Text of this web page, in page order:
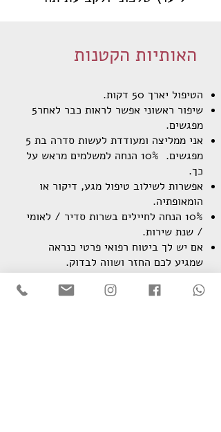
הטיפול יארך 50 דקות.
שיפור‭ ‬ראשוני‭ ‬אפשר‭ ‬לראות‭ ‬כבר‭ ‬לאחר‭ ‬5‭
‬מפגשים‭.‬
אני ממליצה ומעודדת לעשות סדרה בת 5
מפגשים. 10% הנחה למשלמים מראש על
כך.
אפשרות לשילוב טיפול מגע, דיקור או
הומאופתיה.
10% הנחה לחיילים בשרות סדיר / לאומי
/ שנת שירות.
אם יש לך ביטוח רפואי פרטי כנראה
שמגיע לכם החזר ושווה לבדוק.
מתלבטים? מוזמנים לשיחת ייעוץ טלפוני
ללא עלות03-5241498
האותיות הקטנות